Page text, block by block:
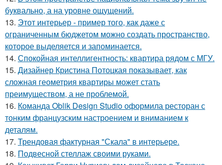
буквально, а на уровне ощущений.
13. Этот интерьер - пример того, как даже с
ограниченным бюджетом можно создать пространство,
которое выделяется и запоминается.
14. Спокойная интеллигентность: квартира рядом с МГУ.
15. Дизайнер Кристина Потоцкая показывает, как
сложная геометрия квартиры может стать
преимуществом, а не проблемой.
16. Команда Oblik Design Studio оформила ресторан с
тонким французским настроением и вниманием к
деталям.
17. Трендовая фактурная "Скала" в интерьере.
18. Подвесной стеллаж своими руками.